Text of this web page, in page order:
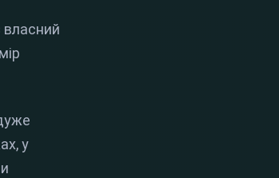
власний
у